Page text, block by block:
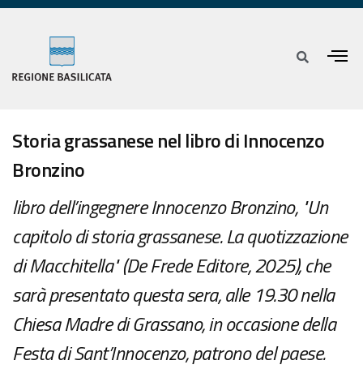
Storia grassanese nel libro di Innocenzo
Bronzino
libro dell’ingegnere Innocenzo Bronzino, "Un
capitolo di storia grassanese. La quotizzazione
di Macchitella" (De Frede Editore, 2025), che
sarà presentato questa sera, alle 19.30 nella
Chiesa Madre di Grassano, in occasione della
Festa di Sant’Innocenzo, patrono del paese.